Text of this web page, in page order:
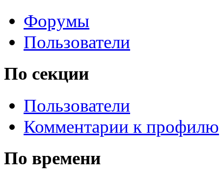
Форумы
Пользователи
По секции
Пользователи
Комментарии к профилю
По времени